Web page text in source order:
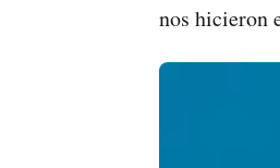
nos hicieron